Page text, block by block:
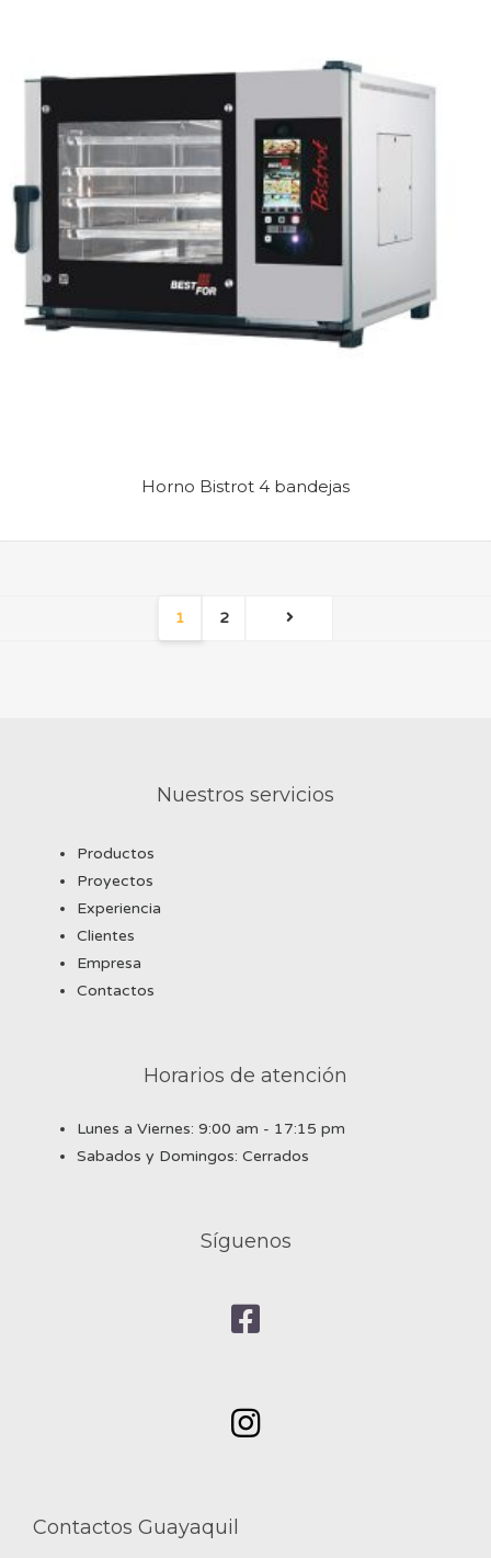
Horno Bistrot 4 bandejas
1 2
Nuestros servicios
Productos
Proyectos
Experiencia
Clientes
Empresa
Contactos
Horarios de atención
Lunes a Viernes: 9:00 am - 17:15 pm
Sabados y Domingos: Cerrados
Síguenos
Contactos Guayaquil